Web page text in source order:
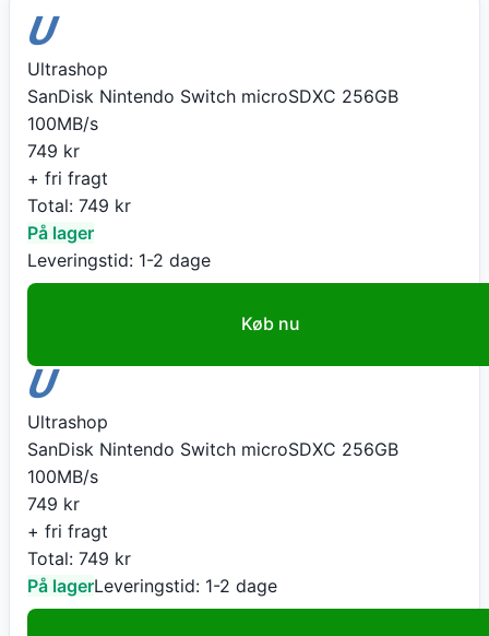
Ultrashop
SanDisk Nintendo Switch microSDXC 256GB
100MB/s
749 kr
+ fri fragt
Total: 749 kr
På lager
Leveringstid: 1-2 dage
Køb nu
Ultrashop
SanDisk Nintendo Switch microSDXC 256GB
100MB/s
749 kr
+ fri fragt
Total: 749 kr
På lagerLeveringstid: 1-2 dage